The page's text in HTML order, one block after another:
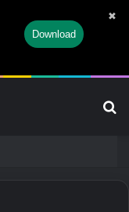
Download
✖